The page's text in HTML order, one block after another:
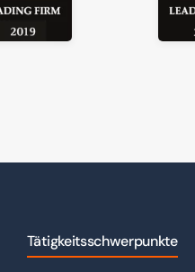
Tätigkeitsschwerpunkte